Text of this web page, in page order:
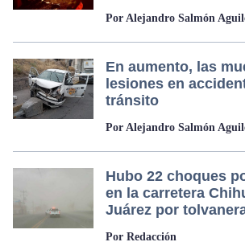
Por Alejandro Salmón
En aumento, las
lesiones en
tránsito
Por Alejandro Salmón
Hubo 22 choques
en la carretera
Juárez por
Por Redacción